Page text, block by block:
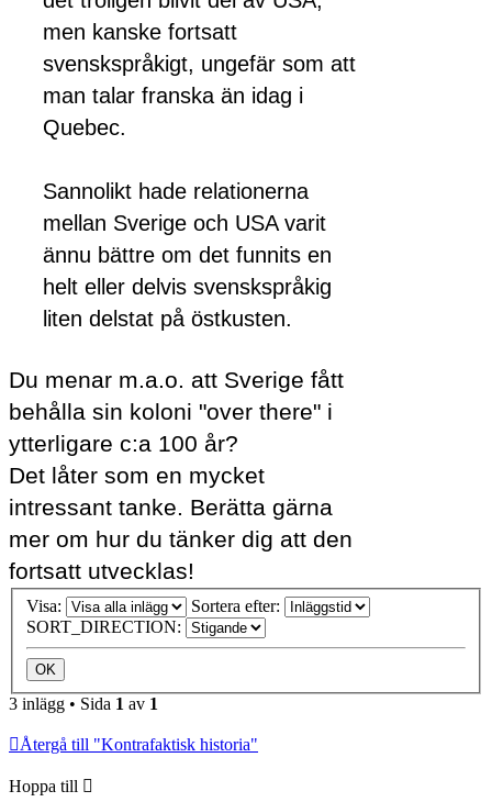
men kanske fortsatt
svenskspråkigt, ungefär som att
man talar franska än idag i
Quebec.
Sannolikt hade relationerna
mellan Sverige och USA varit
ännu bättre om det funnits en
helt eller delvis svenskspråkig
liten delstat på östkusten.
Du menar m.a.o. att Sverige fått
behålla sin koloni "over there" i
ytterligare c:a 100 år?
Det låter som en mycket
intressant tanke. Berätta gärna
mer om hur du tänker dig att den
fortsatt utvecklas!
Visa:
Sortera efter:
SORT_DIRECTION:
3 inlägg • Sida 1 av 1
Återgå till "Kontrafaktisk historia"
Hoppa till